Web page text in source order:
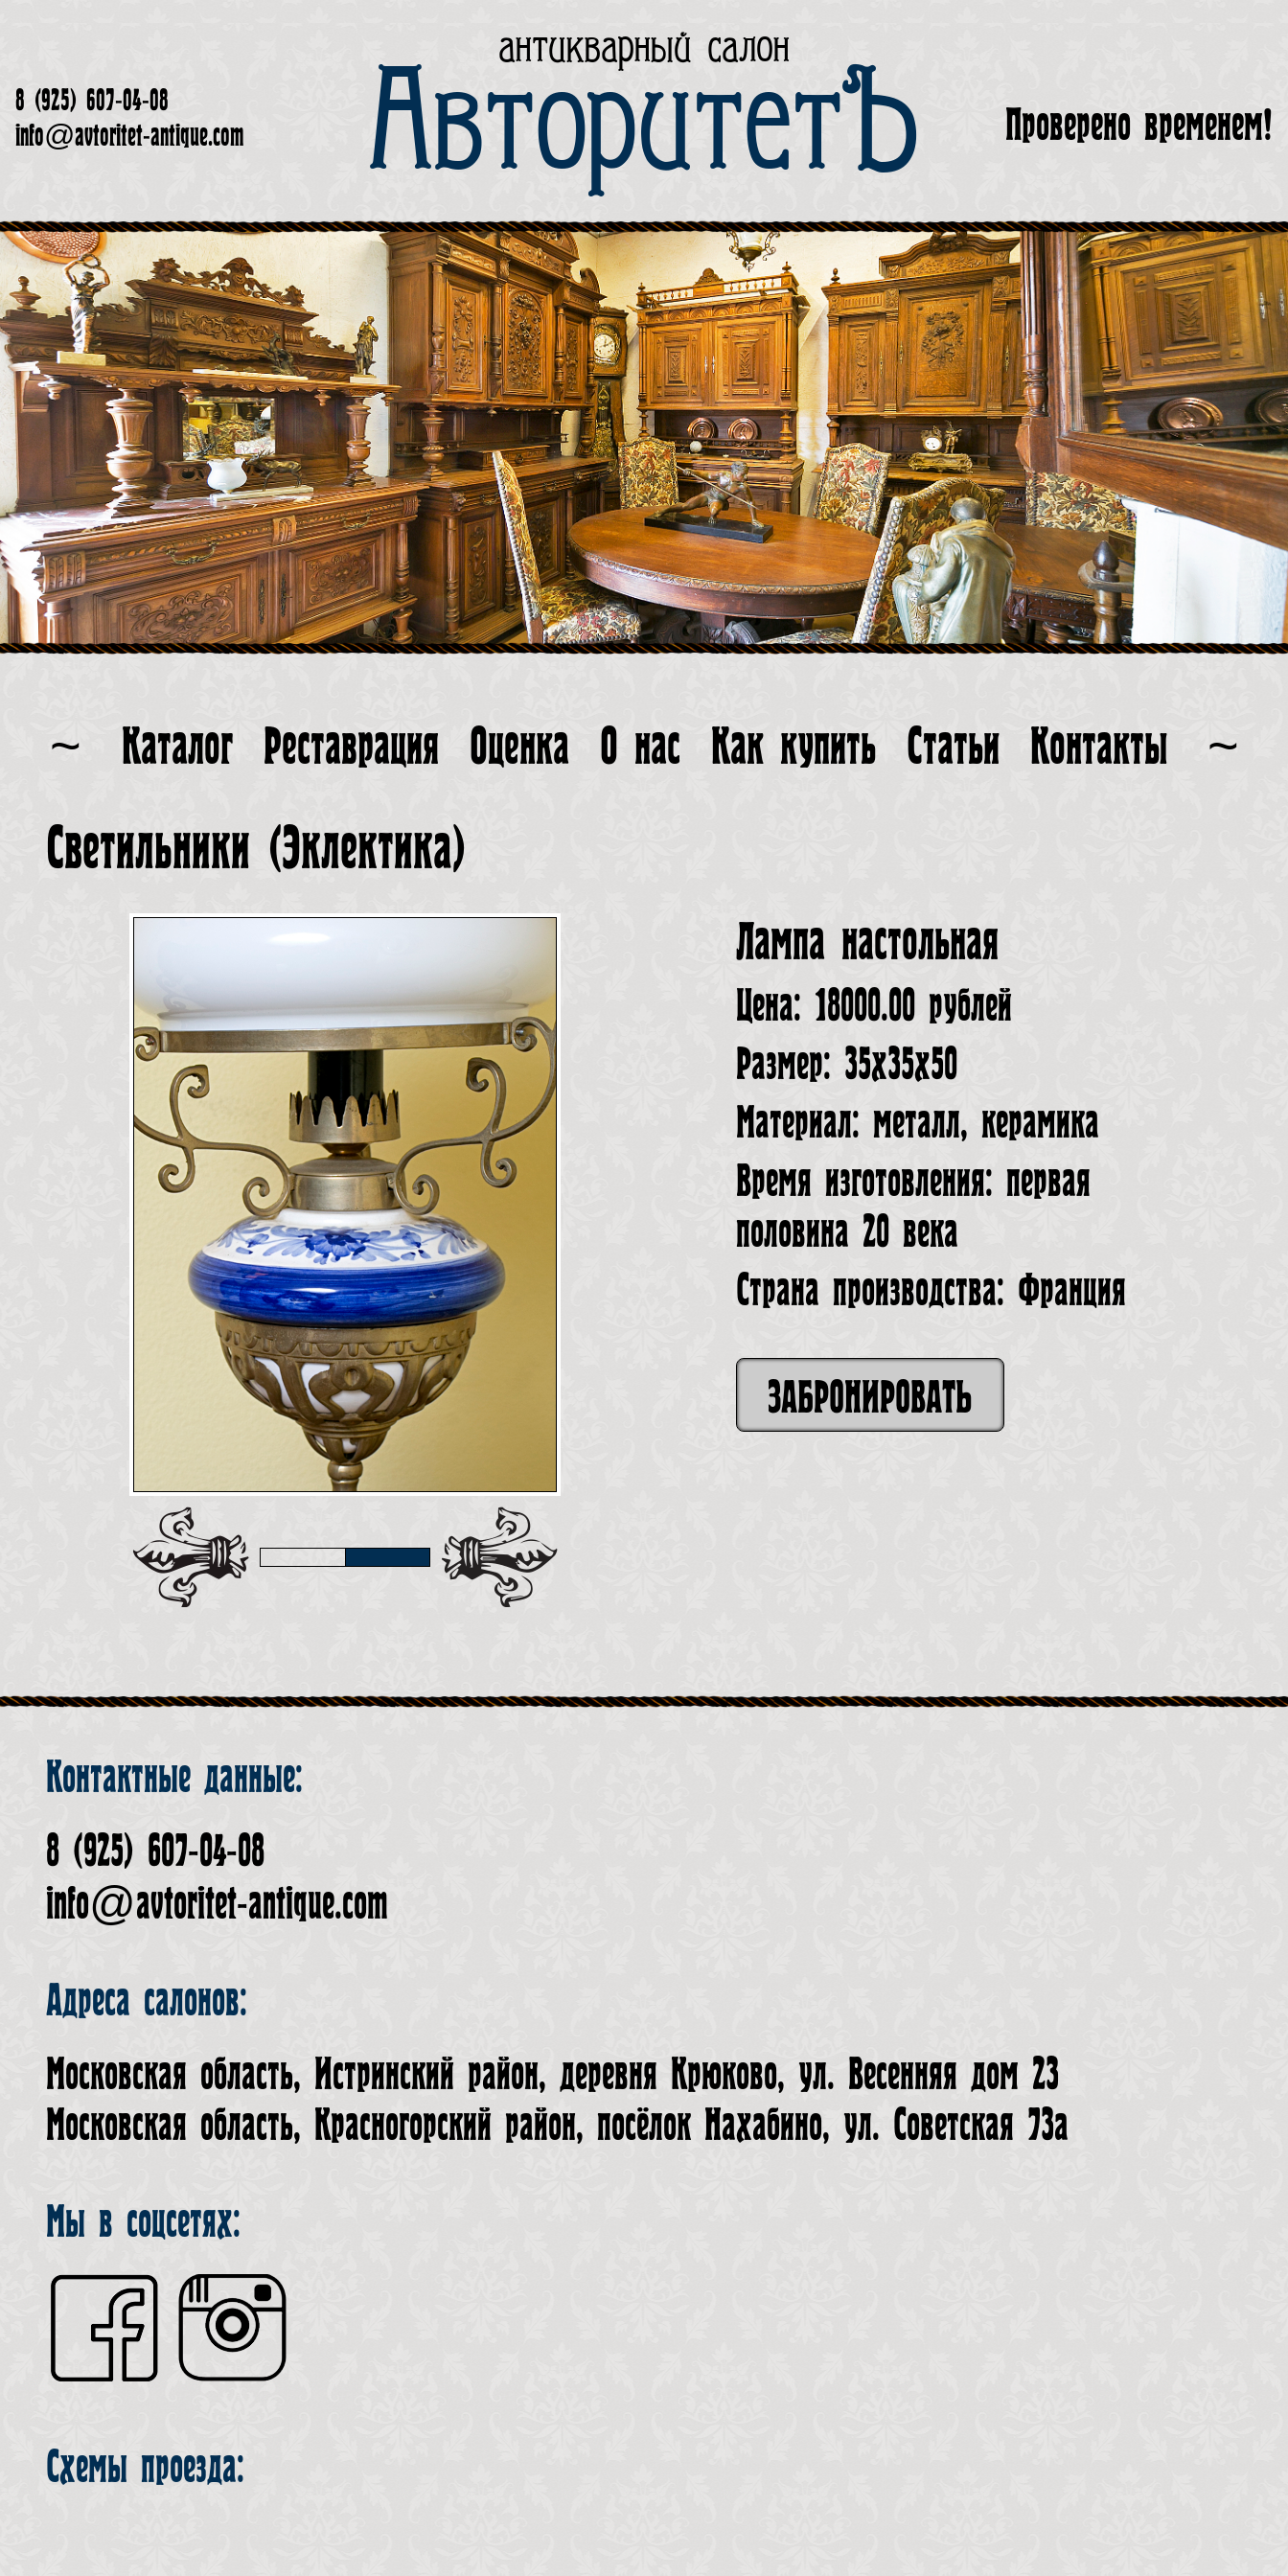
антикварный салон
АвторитетЪ Проверено временем!
8 (925) 607-04-08
info@avtoritet-antique.com
~ Каталог Реставрация Оценка О нас Как купить Статьи Контакты ~
Светильники (Эклектика)
Лампа настольная
Цена: 18000.00 рублей
Размер: 35х35х50
Материал: металл, керамика
Время изготовления: первая
половина 20 века
Страна производства: Франция
ЗАБРОНИРОВАТЬ
Контактные данные:
8 (925) 607-04-08
info@avtoritet-antique.com
Адреса салонов:
Московская область, Истринский район, деревня Крюково, ул. Весенняя дом 23
Московская область, Красногорский район, посёлок Нахабино, ул. Советская 73а
Мы в соцсетях:
Схемы проезда: